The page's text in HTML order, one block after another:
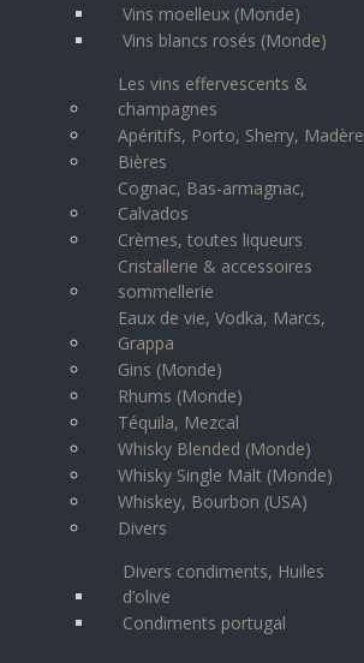
Vins moelleux (Monde)
Vins blancs rosés (Monde)
Les vins effervescents &
champagnes
Apéritifs, Porto, Sherry, Madère
Bières
Cognac, Bas-armagnac,
Calvados
Crèmes, toutes liqueurs
Cristallerie & accessoires
sommellerie
Eaux de vie, Vodka, Marcs,
Grappa
Gins (Monde)
Rhums (Monde)
Téquila, Mezcal
Whisky Blended (Monde)
Whisky Single Malt (Monde)
Whiskey, Bourbon (USA)
Divers
Divers condiments, Huiles
d’olive
Condiments portugal